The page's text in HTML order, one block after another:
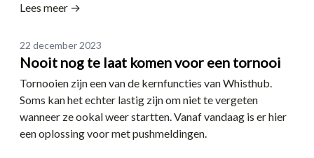
Lees meer →
Date
22 december 2023
Nooit nog te laat komen voor een tornooi
Tornooien zijn een van de kernfuncties van Whisthub.
Soms kan het echter lastig zijn om niet te vergeten
wanneer ze ookal weer startten. Vanaf vandaag is er hier
een oplossing voor met pushmeldingen.